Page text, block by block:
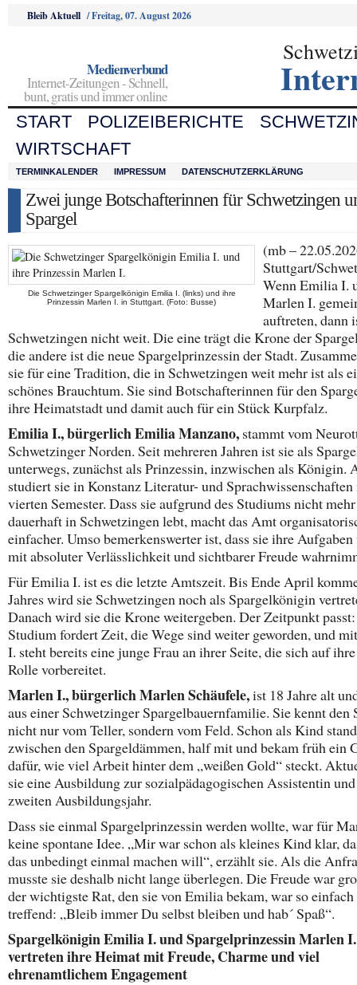
Bleib Aktuell /Freitag, 07. August 2026
Medienverbund
Internet-Zeitungen - Schnell,
bunt, gratis und immer online
START POLIZEIBERICHTE
WIRTSCHAFT
TERMINKALENDER IMPRESSUM DATENSCHUTZERKLÄRUNG
Zwei junge Botschafterinnen für Schwetzingen
Spargel
Die Schwetzinger Spargelkönigin Emilia I. (links) und ihre
Prinzessin Marlen I. in Stuttgart. (Foto: Busse)
(mb –
Stuttgart/
Wenn Emilia I.
Marlen I.
auftreten, dann
Schwetzingen nicht weit. Die eine trägt die Krone der
die andere ist die neue Spargelprinzessin der Stadt.
sie für eine Tradition, die in Schwetzingen weit mehr ist als
schönes Brauchtum. Sie sind Botschafterinnen für den
ihre Heimatstadt und damit auch für ein Stück Kurpfalz.
Emilia I., bürgerlich Emilia Manzano, stammt vom
Schwetzinger Norden. Seit mehreren Jahren ist sie als
unterwegs, zunächst als Prinzessin, inzwischen als Königin.
studiert sie in Konstanz Literatur- und
vierten Semester. Dass sie aufgrund des Studiums nicht mehr
dauerhaft in Schwetzingen lebt, macht das Amt
einfacher. Umso bemerkenswerter ist, dass sie ihre
mit absoluter Verlässlichkeit und sichtbarer Freude
Für Emilia I. ist es die letzte Amtszeit. Bis Ende April
Jahres wird sie Schwetzingen noch als Spargelkönigin
Danach wird sie die Krone weitergeben. Der Zeitpunkt
Studium fordert Zeit, die Wege sind weiter geworden, und
I. steht bereits eine junge Frau an ihrer Seite, die sich auf
Rolle vorbereitet.
Marlen I., bürgerlich Marlen Schäufele,ist 18 Jahre alt
aus einer Schwetzinger Spargelbauernfamilie. Sie kennt den
nicht nur vom Teller, sondern vom Feld. Schon als Kind
zwischen den Spargeldämmen, half mit und bekam früh ein
dafür, wie viel Arbeit hinter dem „weißen Gold“ steckt.
sie eine Ausbildung zur sozialpädagogischen Assistentin
zweiten Ausbildungsjahr.
Dass sie einmal Spargelprinzessin werden wollte, war für
keine spontane Idee. „Mir war schon als kleines Kind klar,
das unbedingt einmal machen will“, erzählt sie. Als die
musste sie deshalb nicht lange überlegen. Die Freude war
der wichtigste Rat, den sie von Emilia bekam, war so
treffend: „Bleib immer Du selbst bleiben und hab´ Spaß“.
Spargelkönigin Emilia I. und Spargelprinzessin Marlen I.
vertreten ihre Heimat mit Freude, Charme und viel
ehrenamtlichem Engagement